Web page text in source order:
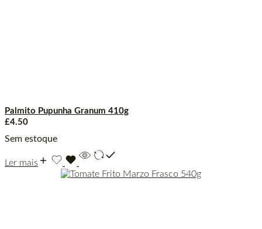
Palmito Pupunha Granum 410g
£4.50
Sem estoque
Ler mais